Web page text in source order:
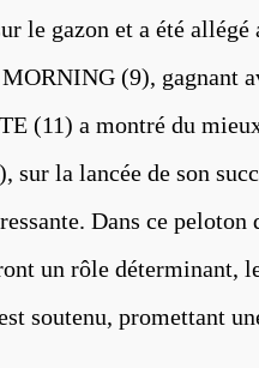
le gazon et a été
(9), gagnant
(11) a montré du
la lancée de son
Dans ce peloton
un rôle déterminant,
soutenu, promettant